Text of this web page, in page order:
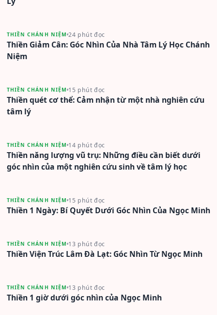
THIỀN CHÁNH NIỆM 24 phút đọc
Thiền Giảm Cân: Góc Nhìn Của Nhà Tâm Lý Học Chánh
Niệm
THIỀN CHÁNH NIỆM 15 phút đọc
Thiền quét cơ thể: Cảm nhận từ một nhà nghiên cứu
tâm lý
THIỀN CHÁNH NIỆM 14 phút đọc
Thiền năng lượng vũ trụ: Những điều cần biết dưới
góc nhìn của một nghiên cứu sinh về tâm lý học
THIỀN CHÁNH NIỆM 15 phút đọc
Thiền 1 Ngày: Bí Quyết Dưới Góc Nhìn Của Ngọc Minh
THIỀN CHÁNH NIỆM 13 phút đọc
Thiền Viện Trúc Lâm Đà Lạt: Góc Nhìn Từ Ngọc Minh
THIỀN CHÁNH NIỆM 13 phút đọc
Thiền 1 giờ dưới góc nhìn của Ngọc Minh